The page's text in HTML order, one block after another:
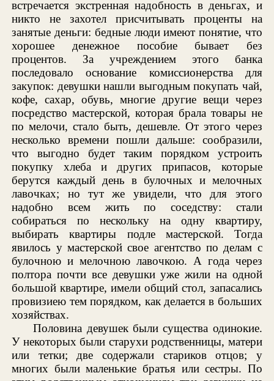
встречается экстренная надобность в деньгах, и
никто не захотел присчитывать проценты на
занятые деньги: бедные люди имеют понятие, что
хорошее денежное пособие бывает без
процентов. За учреждением этого банка
последовало основание комиссионерства для
закупок: девушки нашли выгодным покупать чай,
кофе, сахар, обувь, многие другие вещи через
посредство мастерской, которая брала товары не
по мелочи, стало быть, дешевле. От этого через
несколько времени пошли дальше: сообразили,
что выгодно будет таким порядком устроить
покупку хлеба и других припасов, которые
берутся каждый день в булочных и мелочных
лавочках; но тут же увидели, что для этого
надобно всем жить по соседству: стали
собираться по нескольку на одну квартиру,
выбирать квартиры подле мастерской. Тогда
явилось у мастерской свое агентство по делам с
булочною и мелочною лавочкою. А года через
полтора почти все девушки уже жили на одной
большой квартире, имели общий стол, запасались
провизиею тем порядком, как делается в больших
хозяйствах.
Половина девушек были существа одинокие.
У некоторых были старухи родственницы, матери
или тетки; две содержали стариков отцов; у
многих были маленькие братья или сестры. По